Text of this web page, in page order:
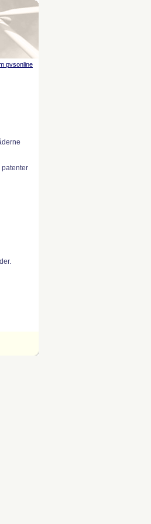
pvsonline